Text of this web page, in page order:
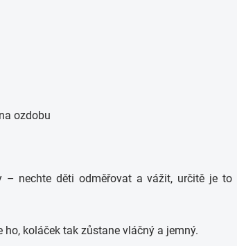
ozdobu
– nechte děti odměřovat a vážit, určitě je to
koláček tak zůstane vláčný a jemný.